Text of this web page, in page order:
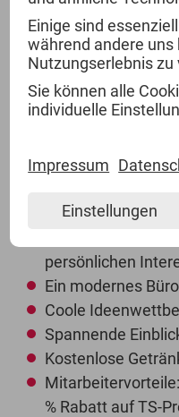
Wir bieten Ihnen:
Ein attraktives
Enge
Einen
Eine strukturierte
persönlichen
Ein modernes
Coole
Spannende
Kostenlose
% Rabatt auf TS-
Einige sind
während andere uns
Nutzungserlebnis zu
Sie können alle
individuelle
Impressum
Einstellungen